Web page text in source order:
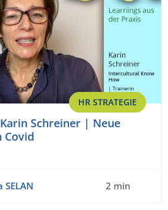
HR STRATEGIE
Schreiner | Neue
Covid
SELAN 2 min